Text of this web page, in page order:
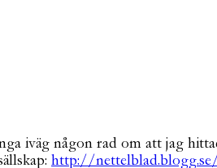
iväg någon rad om att jag
http://